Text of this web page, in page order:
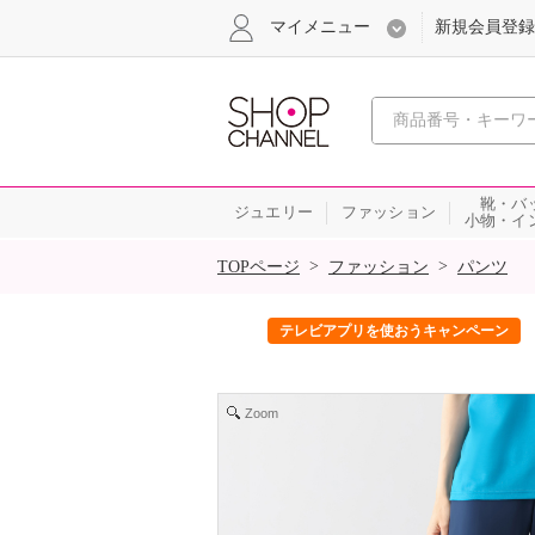
マイメニュー 新規会員登録
ジュエリー ファッション
靴・バ
小物・イ
SALE
TOPページ > ファッション > パンツ
テレビアプリを使おうキャンペーン
Zoom